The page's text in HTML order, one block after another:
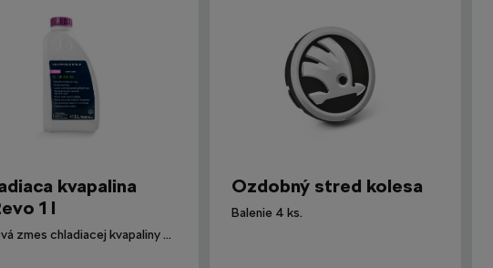
kvapalina
1 l
Hotová zmes chladiacej kvapaliny G12evo pre všetky vozidlá Škoda.
Ozdobný stred kolesa
Balenie 4 ks.